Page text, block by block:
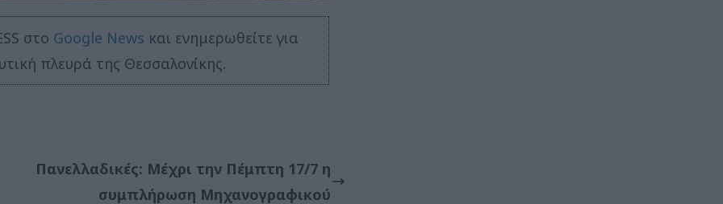
στο Google News και ενημερωθείτε για
πλευρά της Θεσσαλονίκης.
Πανελλαδικές: Μέχρι την Πέμπτη 17/7 η
συμπλήρωση Μηχανογραφικού